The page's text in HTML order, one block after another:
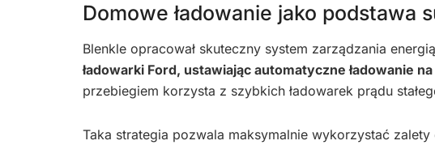
Domowe ładowanie jako podstawa
Blenkle opracował skuteczny system zarządzania
ładowarki Ford, ustawiając automatyczne ładowanie
przebiegiem korzysta z szybkich ładowarek prądu
Taka strategia pozwala maksymalnie wykorzystać